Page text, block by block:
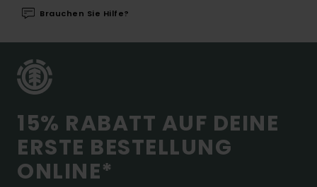
Brauchen Sie Hilfe?
15% RABATT AUF DEINE
ERSTE BESTELLUNG
ONLINE*